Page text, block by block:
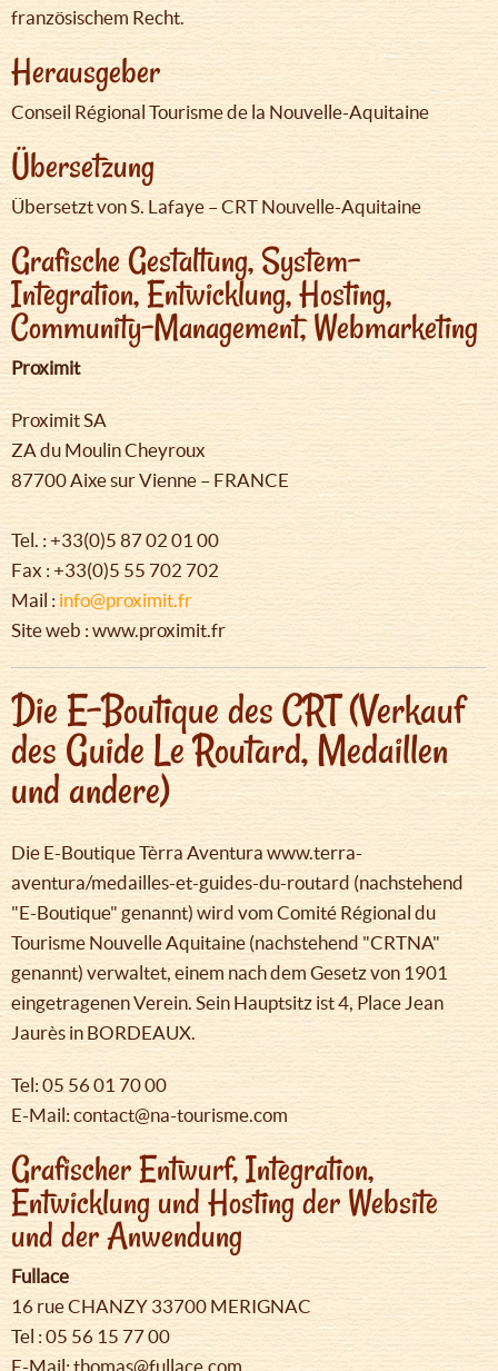
französischem Recht.
Herausgeber
Conseil Régional Tourisme de la Nouvelle-Aquitaine
Übersetzung
Übersetzt von S. Lafaye – CRT Nouvelle-Aquitaine
Grafische Gestaltung, System-
Integration, Entwicklung, Hosting,
Community-Management, Webmarketing
Proximit
Proximit SA
ZA du Moulin Cheyroux
87700 Aixe sur Vienne – FRANCE
Tel. : +33(0)5 87 02 01 00
Fax : +33(0)5 55 702 702
Mail : info@proximit.fr
Site web : www.proximit.fr
Die E-Boutique des CRT (Verkauf
des Guide Le Routard, Medaillen
und andere)
Die E-Boutique Tèrra Aventura www.terra-
aventura/medailles-et-guides-du-routard (nachstehend
"E-Boutique" genannt) wird vom Comité Régional du
Tourisme Nouvelle Aquitaine (nachstehend "CRTNA"
genannt) verwaltet, einem nach dem Gesetz von 1901
eingetragenen Verein. Sein Hauptsitz ist 4, Place Jean
Jaurès in BORDEAUX.
Tel: 05 56 01 70 00
E-Mail: contact@na-tourisme.com
Grafischer Entwurf, Integration,
Entwicklung und Hosting der Website
und der Anwendung
Fullace
16 rue CHANZY 33700 MERIGNAC
Tel : 05 56 15 77 00
E-Mail: thomas@fullace.com